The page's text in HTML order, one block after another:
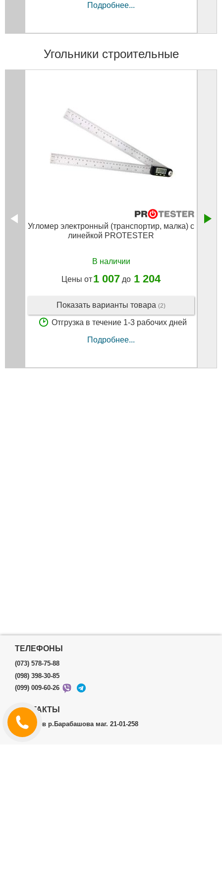
Подробнее...
Угольники строительные
Угломер электронный (транспортир, малка) с
линейкой PROTESTER
В наличии
Цены от1 007 до 1 204
Показать варианты товара (2)
Отгрузка в течение 1-3 рабочих дней
Подробнее...
ТЕЛЕФОНЫ
(073) 578-75-88
(098) 398-30-85
(099) 009-60-26
КОНТАКТЫ
г.Харьков р.Барабашова маг. 21-01-258